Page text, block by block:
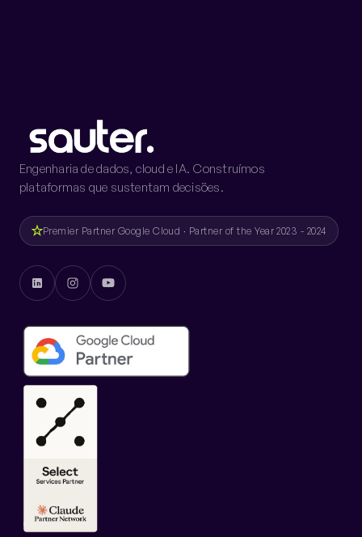
Engenharia de dados, cloud e IA. Construímos
plataformas que sustentam decisões.
Premier Partner Google Cloud · Partner of the Year 2023 - 2024